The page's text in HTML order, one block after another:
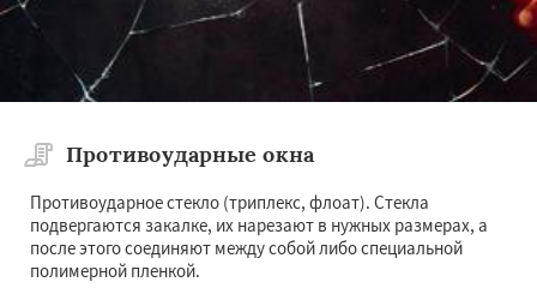
Противоударные окна
Противоударное стекло (триплекс, флоат). Стекла
подвергаются закалке, их нарезают в нужных размерах, а
после этого соединяют между собой либо специальной
полимерной пленкой.